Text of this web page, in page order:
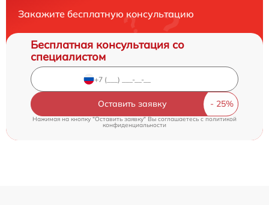
Закажите бесплатную консультацию
Бесплатная консультация со
специалистом
Оставить заявку
Нажимая на кнопку "Оставить заявку" Вы соглашаетесь c политикой
конфиденциальности